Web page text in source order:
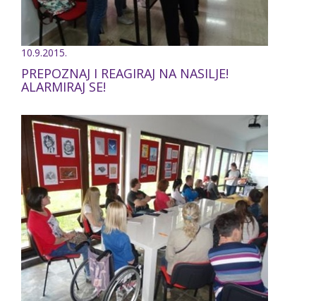
10.9.2015.
PREPOZNAJ I REAGIRAJ NA NASILJE!
ALARMIRAJ SE!